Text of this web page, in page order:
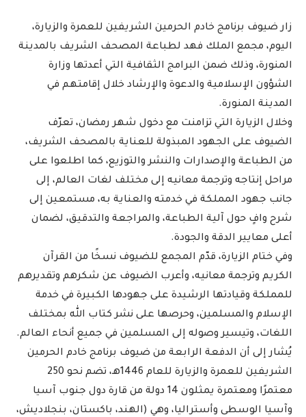
زار ضيوف برنامج خادم الحرمين الشريفين للعمرة والزيارة،
اليوم، مجمع الملك فهد لطباعة المصحف الشريف بالمدينة
المنورة، وذلك ضمن البرامج الثقافية التي أعدتها وزارة
الشؤون الإسلامية والدعوة والإرشاد خلال إقامتهم في
المدينة المنورة.
وخلال الزيارة التي تزامنت مع دخول شهر رمضان، تعرّف
الضيوف على الجهود المبذولة للعناية بالمصحف الشريف،
من الطباعة والإصدارات والنشر والتوزيع، كما اطلعوا على
مراحل إنتاجه وترجمة معانيه إلى مختلف لغات العالم، إلى
جانب جهود المملكة في خدمته والعناية به، مستمعين إلى
شرح وافٍ حول آلية الطباعة، والمراجعة والتدقيق، لضمان
أعلى معايير الدقة والجودة.
وفي ختام الزيارة، قدّم المجمع للضيوف نسخًا من القرآن
الكريم وترجمة معانيه، وأعرب الضيوف عن شكرهم وتقديرهم
للمملكة وقيادتها الرشيدة على جهودها الكبيرة في خدمة
الإسلام والمسلمين، وحرصها على نشر كتاب الله بمختلف
اللغات، وتيسير وصوله إلى المسلمين في جميع أنحاء العالم.
يُشار إلى أن الدفعة الرابعة من ضيوف برنامج خادم الحرمين
الشريفين للعمرة والزيارة للعام 1446هـ، تضم نحو 250
معتمرًا ومعتمرة يمثلون 14 دولة من قارة دول جنوب آسيا
وآسيا الوسطى وأستراليا، وهي (الهند، باكستان، بنجلاديش،